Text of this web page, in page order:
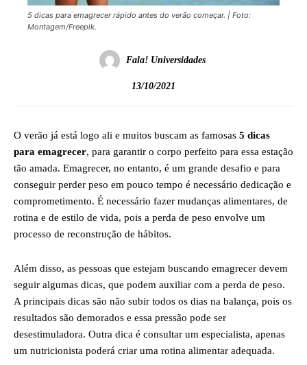
5 dicas para emagrecer rápido antes do verão começar. | Foto:
Montagem/Freepik.
Fala! Universidades
13/10/2021
O verão já está logo ali e muitos buscam as famosas 5 dicas
para emagrecer, para garantir o corpo perfeito para essa estação
tão amada. Emagrecer, no entanto, é um grande desafio e para
conseguir perder peso em pouco tempo é necessário dedicação e
comprometimento. É necessário fazer mudanças alimentares, de
rotina e de estilo de vida, pois a perda de peso envolve um
processo de reconstrução de hábitos.
Além disso, as pessoas que estejam buscando emagrecer devem
seguir algumas dicas, que podem auxiliar com a perda de peso.
A principais dicas são não subir todos os dias na balança, pois os
resultados são demorados e essa pressão pode ser
desestimuladora. Outra dica é consultar um especialista, apenas
um nutricionista poderá criar uma rotina alimentar adequada.